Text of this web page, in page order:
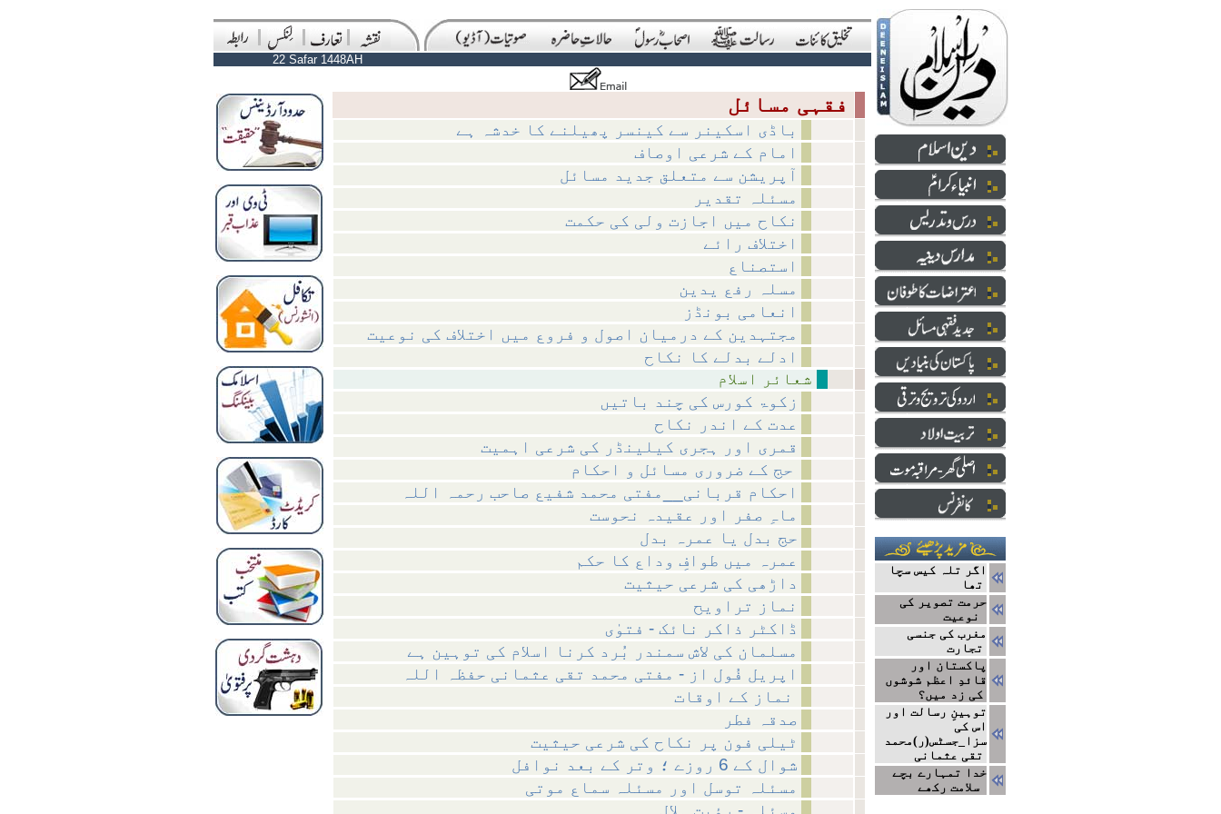
22 Safar 1448AH
باڈی اسکینر سے کینسر پھیلنے کا خدشہ ہے
امام کے شرعی اوصاف
آپریشن سے متعلق جدید مسائل
مسئلہ تقدیر
نکاح میں اجازت ولی کی حکمت
اختلاف رائے
استصناع
مسلہ رفع یدین
انعامی بونڈز
مجتہدین کے درمیان اصول و فروع میں اختلاف کی نوعیت
ادلے بدلے کا نکاح
زکوۃ کورس کی چند باتیں
عدت کے اندر نکاح
قمری اور ہجری کیلینڈر کی شرعی اہمیت
احکام قربانی__مفتی محمد شفیع صاحب رحمہ اللہ
ماہِ صفر اور عقیدہ نحوست
حج بدل یا عمرہ بدل
عمرہ میں طوافِ وداع کا حکم
داڑھی کی شرعی حیثیت
نماز تراویح
ڈاکٹر ذاکر نائک - فتوٰی
مسلمان کی لاش سمندر بُرد کرنا اسلام کی توہین ہے
اپریل فُول از - مفتی محمد تقی عثمانی حفظہ اللہ
صدقہ فطر
ٹیلی فون پر نکاح کی شرعی حیثیت
شوال کے 6 روزے ؛ وتر کے بعد نوافل
مسئلہ توسل اور مسئلہ سماع موتی
مسئلہ - رؤیت ہلال
اگر تلہ کیس سچا
تھا
حرمت تصویر کی
مغرب کی جنسی
تجارت
پاکستان اور
قائدِ اعظم شوشوں
کی زد میں؟
توہینِ رسالت اور
اس کی
سزا_جسٹس(ر)محمد
تقی عثمانی
خدا تمہارے بچے
سلامت رکھے